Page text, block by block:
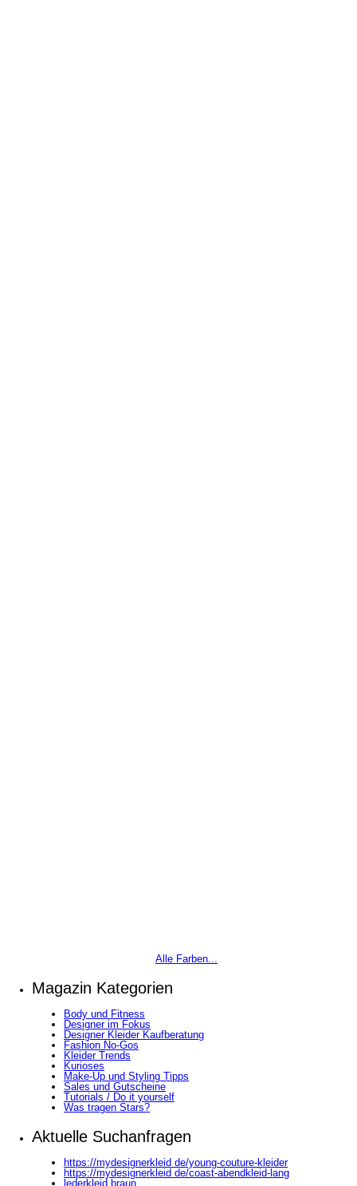
Alle Farben...
Magazin Kategorien
Body und Fitness
Designer im Fokus
Designer Kleider Kaufberatung
Fashion No-Gos
Kleider Trends
Kurioses
Make-Up und Styling Tipps
Sales und Gutscheine
Tutorials / Do it yourself
Was tragen Stars?
Aktuelle Suchanfragen
https://mydesignerkleid de/young-couture-kleider
https://mydesignerkleid de/coast-abendkleid-lang
lederkleid braun